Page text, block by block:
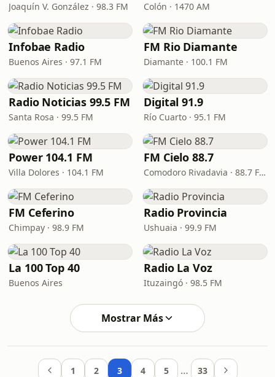
Joaquín V. González · 98.3 FM Colón · 1470 AM
Infobae Radio
Buenos Aires · 97.1 FM
FM Rio Diamante
Diamante · 100.1 FM
Radio Noticias 99.5 FM
Santa Rosa · 99.5 FM
Digital 91.9
Río Cuarto · 95.1 FM
Power 104.1 FM
Villa Dolores · 104.1 FM
FM Cielo 88.7
Comodoro Rivadavia · 88.7 FM
FM Ceferino
Chimpay · 98.9 FM
Radio Provincia
Ushuaia · 99.9 FM
La 100 Top 40
Buenos Aires
Radio La Voz
Ituzaingó · 98.5 FM
Mostrar Más
1 2 3 4 5 … 33